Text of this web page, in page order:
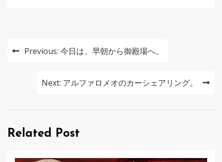
投
ー
Previous: 今日は、早朝から御殿場へ。
Next: アルファロメオのカーシェアリング。
Related Post